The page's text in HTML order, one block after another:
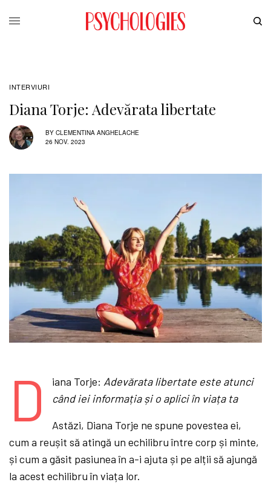
INTERVIURI
Diana Torje: Adevărata libertate
BY CLEMENTINA ANGHELACHE
26 NOV. 2023
D iana Torje: Adevărata libertate este atunci
când iei informația și o aplici în viața ta
Astăzi, Diana Torje ne spune povestea ei,
cum a reușit să atingă un echilibru între corp și minte,
și cum a găsit pasiunea în a-i ajuta și pe alții să ajungă
la acest echilibru în viața lor.